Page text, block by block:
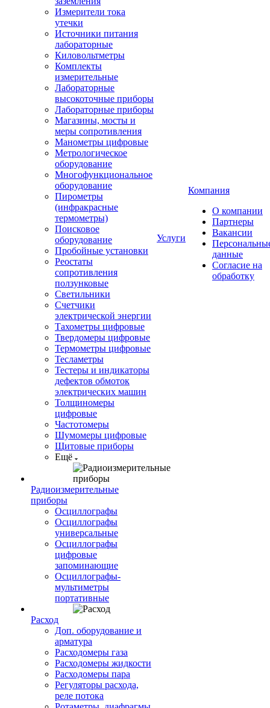
Измерители тока
утечки
Источники питания
лабораторные
Киловольтметры
Комплекты
измерительные
Лабораторные
высокоточные приборы
Лабораторные приборы
Магазины, мосты и
меры сопротивления
Манометры цифровые
Метрологическое
оборудование
Многофункциональное
оборудование
Пирометры
(инфракрасные
термометры)
Поисковое
оборудование
Пробойные установки
Реостаты
сопротивления
ползунковые
Светильники
Счетчики
электрической энергии
Тахометры цифровые
Твердомеры цифровые
Термометры цифровые
Тесламетры
Тестеры и индикаторы
дефектов обмоток
электрических машин
Толщиномеры
цифровые
Частотомеры
Шумомеры цифровые
Щитовые приборы
Ещё
Радиоизмерительные
приборы
Осциллографы
Осциллографы
универсальные
Осциллографы
цифровые
запоминающие
Осциллографы-
мультиметры
портативные
Расход
Доп. оборудование и
арматура
Расходомеры газа
Расходомеры жидкости
Расходомеры пара
Регуляторы расхода,
реле потока
Услуги
Компания
О компании
Партнеры
Вакансии
данные
Согласие на
обработку